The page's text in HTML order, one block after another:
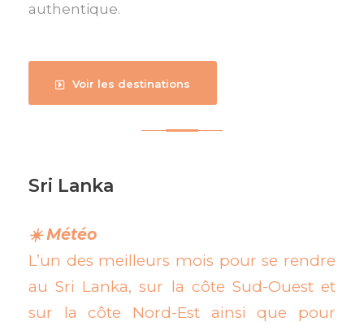
authentique.
Voir les destinations
Sri Lanka
☀️ Météo
L’un des meilleurs mois pour se rendre
au Sri Lanka, sur la côte Sud-Ouest et
sur la côte Nord-Est ainsi que pour